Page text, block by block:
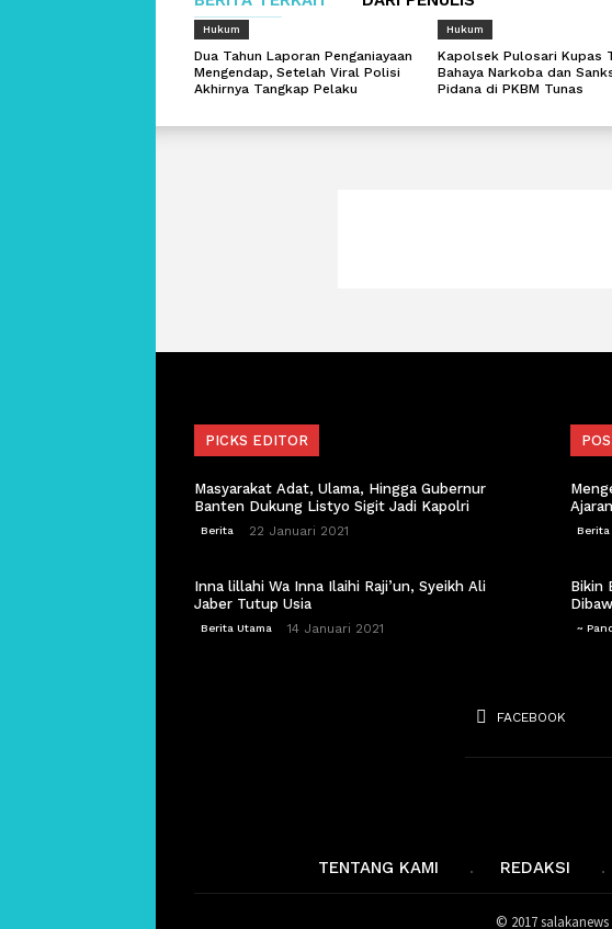
Hukum
Dua Tahun Laporan Penganiayaan
Mengendap, Setelah Viral Polisi
Akhirnya Tangkap Pelaku
Hukum
Kapolsek Pulosari Kupas
Bahaya Narkoba dan
Pidana di PKBM Tunas
PICKS EDITOR
Masyarakat Adat, Ulama, Hingga Gubernur
Banten Dukung Listyo Sigit Jadi Kapolri
Berita 22 Januari 2021
Inna lillahi Wa Inna Ilaihi Raji’un, Syeikh Ali
Jaber Tutup Usia
Berita Utama 14 Januari 2021
Berita
Bikin
~
FACEBOOK
TENTANG KAMI REDAKSI
© 2017